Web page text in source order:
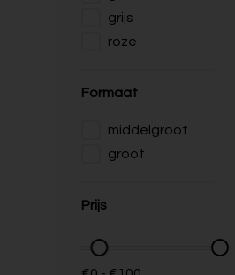
grijs
roze
Formaat
middelgroot
groot
Prijs